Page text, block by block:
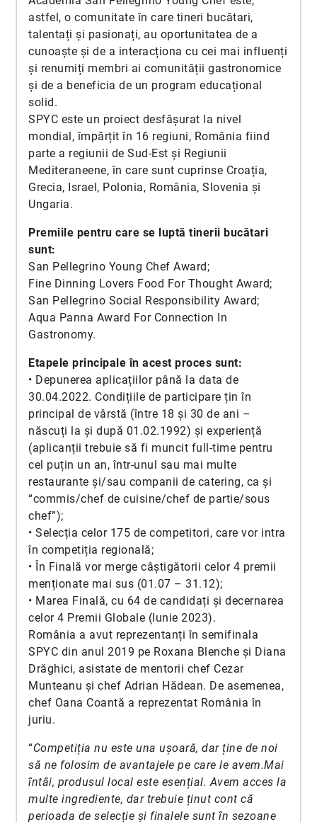
astfel, o comunitate în care tineri bucătari,
talentați și pasionați, au oportunitatea de a
cunoaște și de a interacționa cu cei mai influenți
și renumiți membri ai comunității gastronomice
și de a beneficia de un program educațional
solid.
SPYC este un proiect desfășurat la nivel
mondial, împărțit în 16 regiuni, România fiind
parte a regiunii de Sud-Est și Regiunii
Mediteraneene, în care sunt cuprinse Croația,
Grecia, Israel, Polonia, România, Slovenia și
Ungaria.
Premiile pentru care se luptă tinerii bucătari
sunt:
San Pellegrino Young Chef Award;
Fine Dinning Lovers Food For Thought Award;
San Pellegrino Social Responsibility Award;
Aqua Panna Award For Connection In
Gastronomy.
Etapele principale în acest proces sunt:
• Depunerea aplicațiilor până la data de
30.04.2022. Condițiile de participare țin în
principal de vârstă (între 18 și 30 de ani –
născuți la și după 01.02.1992) și experiență
(aplicanții trebuie să fi muncit full-time pentru
cel puțin un an, într-unul sau mai multe
restaurante și/sau companii de catering, ca și
“commis/chef de cuisine/chef de partie/sous
chef”);
• Selecția celor 175 de competitori, care vor intra
în competiția regională;
• În Finală vor merge câștigătorii celor 4 premii
menționate mai sus (01.07 – 31.12);
• Marea Finală, cu 64 de candidați și decernarea
celor 4 Premii Globale (Iunie 2023).
România a avut reprezentanți în semifinala
SPYC din anul 2019 pe Roxana Blenche și Diana
Drăghici, asistate de mentorii chef Cezar
Munteanu și chef Adrian Hădean. De asemenea,
chef Oana Coantă a reprezentat România în
juriu.
“Competiția nu este una ușoară, dar ține de noi
să ne folosim de avantajele pe care le avem.Mai
întâi, produsul local este esențial. Avem acces la
multe ingrediente, dar trebuie ținut cont că
perioada de selecție și finalele sunt în sezoane